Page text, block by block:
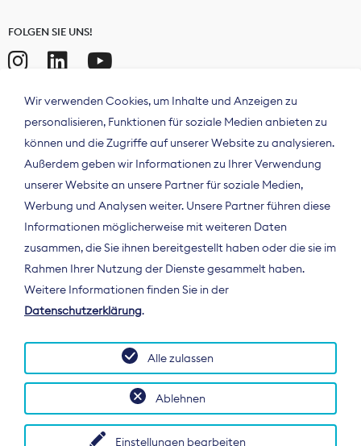
FOLGEN SIE UNS!
Der Bundesverband Digitalpublisher und
Zeitungsverleger (BDZV) vertritt als
Spitzenorganisation die Interessen der
Deutschland und auf EU-Ebene.
Wir verwenden Cookies, um Inhalte und Anzeigen zu
personalisieren, Funktionen für soziale Medien anbieten zu
können und die Zugriffe auf unserer Website zu analysieren.
Außerdem geben wir Informationen zu Ihrer Verwendung
unserer Website an unsere Partner für soziale Medien,
Werbung und Analysen weiter. Unsere Partner führen diese
Informationen möglicherweise mit weiteren Daten
zusammen, die Sie ihnen bereitgestellt haben oder die sie im
Rahmen Ihrer Nutzung der Dienste gesammelt haben.
Weitere Informationen finden Sie in der
Datenschutzerklärung.
Einstellungen bearbeiten
Ablehnen
Alle zulassen